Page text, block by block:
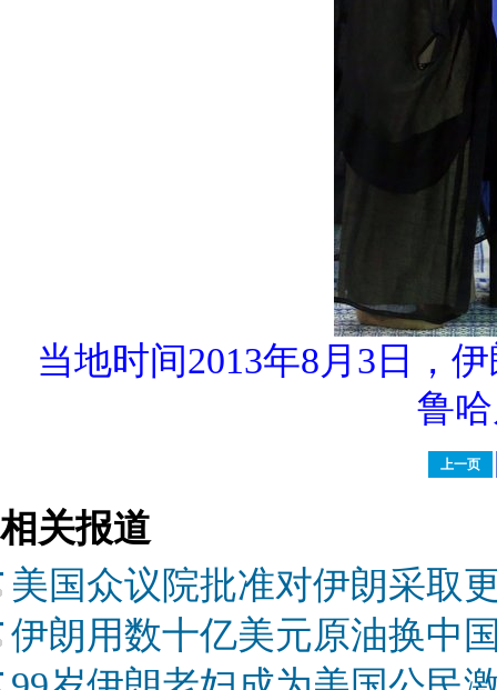
当地时间2013年8月3日，
鲁
上一页
相关报道
美国众议院批准对伊朗采取
伊朗用数十亿美元原油换中